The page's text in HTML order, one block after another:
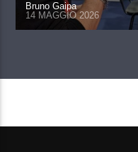
Bruno Gaipa
14 MAGGIO 2026